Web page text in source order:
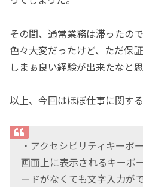
その間、通常業務は滞ったの
色々大変だったけど、ただ保
しまぁ良い経験が出来たなと
以上、今回はほぼ仕事に関す
・アクセシビリティキーボ
画面上に表示されるキーボ
ードがなくても文字入力がで